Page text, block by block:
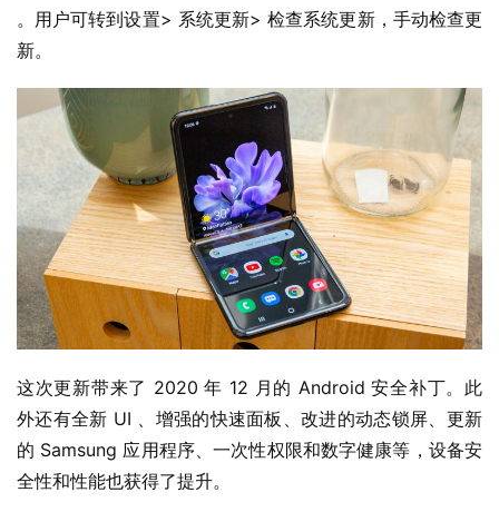
业
界
W
。用户可转到设置> 系统更新> 检查系统更新，手动检查更
新。
这次更新带来了 2020 年 12 月的 Android 安全补丁。此
外还有全新 UI 、增强的快速面板、改进的动态锁屏、更新
的 Samsung 应用程序、一次性权限和数字健康等，设备安
全性和性能也获得了提升。